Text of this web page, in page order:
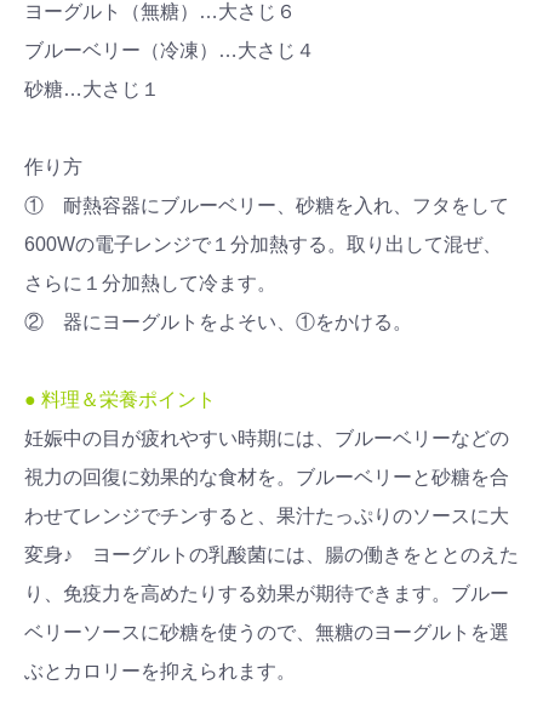
ヨーグルト（無糖）…大さじ６
ブルーベリー（冷凍）…大さじ４
砂糖…大さじ１
作り方
① 耐熱容器にブルーベリー、砂糖を入れ、フタをして
600Wの電子レンジで１分加熱する。取り出して混ぜ、
さらに１分加熱して冷ます。
② 器にヨーグルトをよそい、①をかける。
● 料理＆栄養ポイント
妊娠中の目が疲れやすい時期には、ブルーベリーなどの
視力の回復に効果的な食材を。ブルーベリーと砂糖を合
わせてレンジでチンすると、果汁たっぷりのソースに大
変身♪ ヨーグルトの乳酸菌には、腸の働きをととのえた
り、免疫力を高めたりする効果が期待できます。ブルー
ベリーソースに砂糖を使うので、無糖のヨーグルトを選
ぶとカロリーを抑えられます。